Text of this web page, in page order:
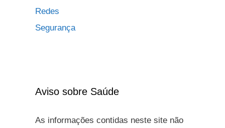
Redes
Segurança
Aviso sobre Saúde
As informações contidas neste site não